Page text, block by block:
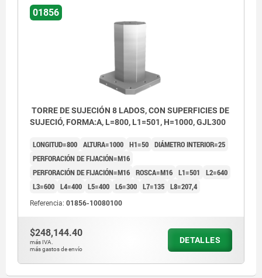
01856
TORRE DE SUJECIÓN 8 LADOS, CON SUPERFICIES DE
SUJECIÓ, FORMA:A, L=800, L1=501, H=1000, GJL300
LONGITUD=800 ALTURA=1000 H1=50 DIÁMETRO INTERIOR=25
PERFORACIÓN DE FIJACIÓN=M16
PERFORACIÓN DE FIJACIÓN=M16 ROSCA=M16 L1=501
L2=640
L3=600 L4=400 L5=400 L6=300 L7=135 L8=207,4
Referencia: 01856-10080100
$248,144.40
más IVA.
más gastos de envío
DETALLES